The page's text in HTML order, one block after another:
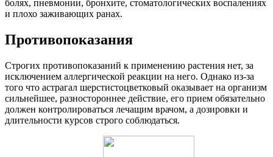
болях, пневмонии, бронхите, стоматологических воспалениях
и плохо заживающих ранах.
Противопоказания
Строгих противопоказаний к применению растения нет, за
исключением аллергической реакции на него. Однако из-за
того что астрагал шерстистоцветковый оказывает на организм
сильнейшее, разностороннее действие, его прием обязательно
должен контролироваться лечащим врачом, а дозировки и
длительности курсов строго соблюдаться.